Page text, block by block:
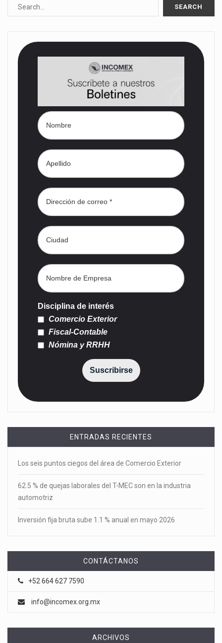
Disciplina de interés
Comercio Exterior
Fiscal-Contable
Nómina y RRHH
Suscribirse
ENTRADAS RECIENTES
Los seis puntos ciegos del área de Comercio Exterior
62.5 % de quejas laborales del T-MEC son en la industria
automotriz
Inversión fija bruta sube 1.1 % anual en mayo 2026
CONTÁCTANOS
+52 664 627 7590
info@incomex.org.mx
ARCHIVOS